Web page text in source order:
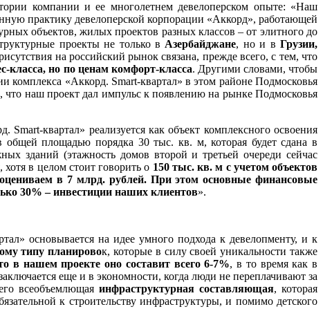
компании и ее многолетнем девелоперском опыте: «Наш
практику девелоперской корпорации «Аккорд», работающей
объектов, жилых проектов разных классов – от элитного до
проекты не только вАзербайджане, но и вГрузии,
на российский рынок связана, прежде всего, с тем, что
класса, но по ценам комфорт-класса. Другими словами, чтобы
комплекса «Аккорд. Smart-квартал» в этом районе Подмосковья
что наш проект дал импульс к появлению на рынке Подмосковья
квартал» реализуется как объект комплексного освоения
общей площадью порядка 30 тыс. кв. м, которая будет сдана в
зданий (этажность домов второй и третьей очереди сейчас
в целом стоит говорить о 150 тыс. кв. м с учетом объектов
в 7 млрд. рублей. При этом основные финансовые
30% – инвестиции наших клиентов».
основывается на идее умного подхода к девелопменту, и к
типу планировок, которые в силу своей уникальности также
нашем проекте оно составит всего 6-7%, в то время как в
еще и в экономности, когда люди не переплачивают за
всеобъемлющая инфраструктурная составляющая, которая
к строительству инфраструктуры, и помимо детского